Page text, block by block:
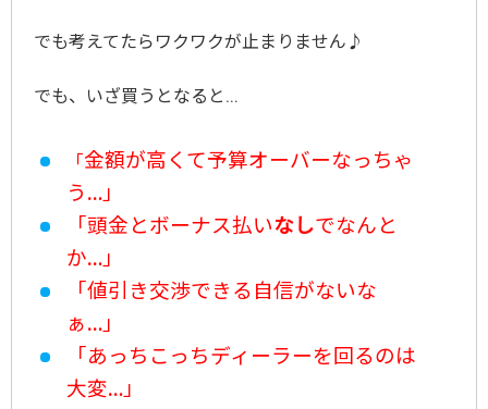
でも考えてたらワクワクが止まりません♪
でも、いざ買うとなると…
「 金額が高くて予算オーバーなっちゃ
う…」
「頭金とボーナス払い なしでなんと
か…」
「値引き交渉できる自信がないな
ぁ…」
「あっちこっちディーラーを回るのは
大変…」